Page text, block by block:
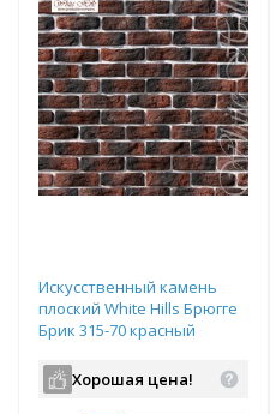
Искусственный камень
плоский White Hills Брюгге
Брик 315-70 красный
Хорошая цена!